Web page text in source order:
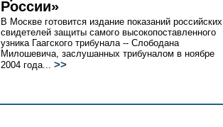
России»
В Москве готовится издание показаний российских
свидетелей защиты самого высокопоставленного
узника Гаагского трибунала -- Слободана
Милошевича, заслушанных трибуналом в ноябре
2004 года... >>